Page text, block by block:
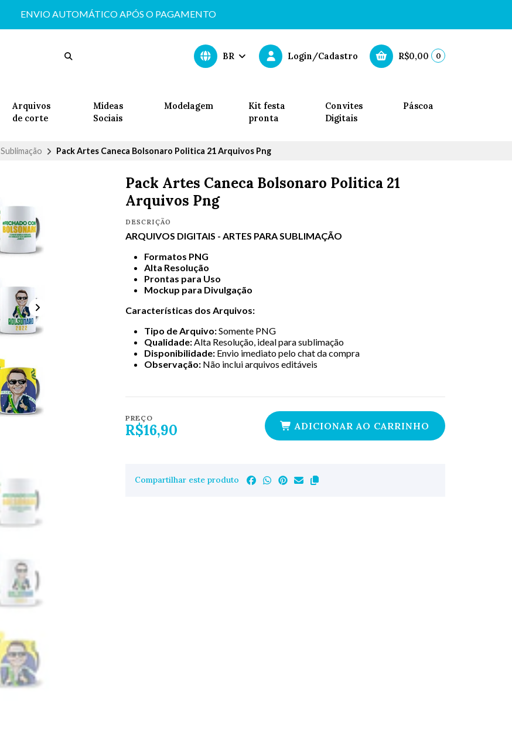
ENVIO AUTOMÁTICO APÓS O PAGAMENTO
BR Login/Cadastro R$0,00 0
Arquivos
de corte
Mídeas
Sociais
Modelagem
Kit festa
pronta
Convites
Digitais
Páscoa
Sublimação Pack Artes Caneca Bolsonaro Politica 21 Arquivos Png
Pack Artes Caneca Bolsonaro Politica 21
Arquivos Png
DESCRIÇÃO
ARQUIVOS DIGITAIS - ARTES PARA SUBLIMAÇÃO
Formatos PNG
Alta Resolução
Prontas para Uso
Mockup para Divulgação
Características dos Arquivos:
Tipo de Arquivo:Somente PNG
Qualidade:Alta Resolução, ideal para sublimação
Disponibilidade: Envio imediato pelo chat da compra
Observação: Não inclui arquivos editáveis
PREÇO
R$16,90 ADICIONAR AO CARRINHO
Compartilhar este produto